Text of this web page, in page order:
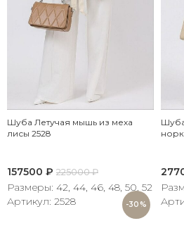
-30%
Шуба Летучая мышь из меха
лисы 2528
157500 ₽ 225000₽
Размеры: 42, 44, 46, 48, 50, 52
Артикул: 2528